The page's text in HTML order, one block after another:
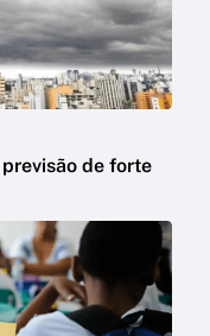
de forte